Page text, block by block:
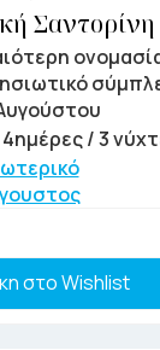
Σαντορίνη
4ημέρες / 3
στο Wishlist